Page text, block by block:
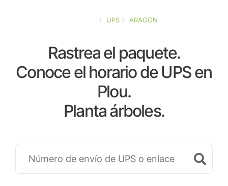
UPS ARAGON
Rastrea el paquete.
Conoce el horario de UPS en
Plou.
Planta árboles.